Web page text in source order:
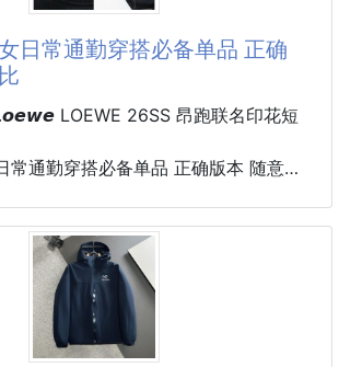
日常通勤穿搭必备单品 正确
搭必备单品 正确版本 随意对
棉双纱汗布面料
保活性染
粗32支双股1×1罗纹
浆印花工艺